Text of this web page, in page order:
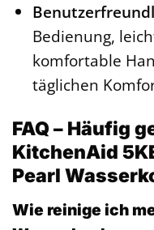
Bedienung,
komfortable
täglichen
FAQ – Häufig
KitchenAid
Pearl
Wie reinige ich